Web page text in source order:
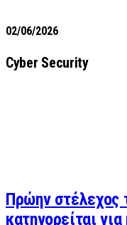
02/06/2026
Cyber Security
Πρώην στέλεχος
κατηγορείται